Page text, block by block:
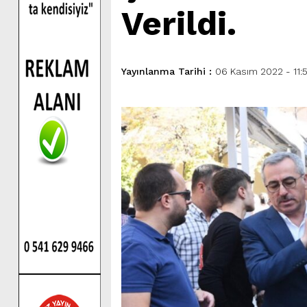
Verildi.
Yayınlanma Tarihi : 06 Kasım 2022 -